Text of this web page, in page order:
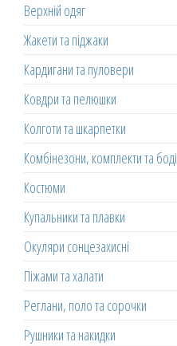
Верхній одяг
Жакети та піджаки
Кардигани та пуловери
Ковдри та пелюшки
Колготи та шкарпетки
Комбінезони, комплекти та боді
Костюми
Купальники та плавки
Окуляри сонцезахисні
Піжами та халати
Реглани, поло та сорочки
Рушники та накидки